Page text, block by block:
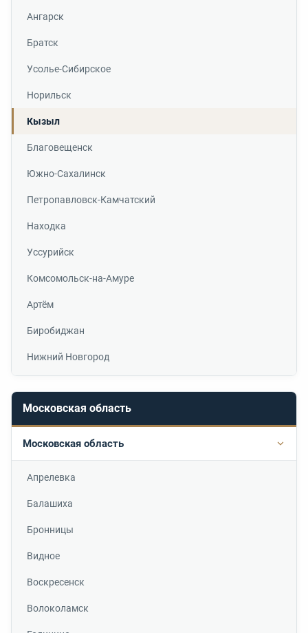
Ангарск
Братск
Усолье-Сибирское
Норильск
Кызыл
Благовещенск
Южно-Сахалинск
Петропавловск-Камчатский
Находка
Уссурийск
Комсомольск-на-Амуре
Артём
Биробиджан
Нижний Новгород
Московская область
Московская область
Апрелевка
Балашиха
Бронницы
Видное
Воскресенск
Волоколамск